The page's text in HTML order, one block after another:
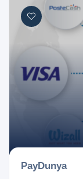
PayDunya